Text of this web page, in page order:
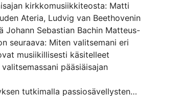
kirkkomusiikkiteosta: Matti
Ateria, Ludvig van Beethovenin
Johann Sebastian Bachin Matteus-
seuraava: Miten valitsemani eri
musiikillisesti käsitelleet
pääsiäisajan
tutkimalla passiosävellysten